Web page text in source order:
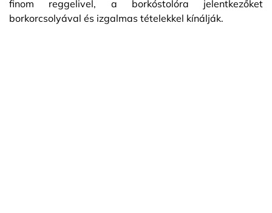
finom reggelivel, a borkóstolóra jelentkezőket
borkorcsolyával és izgalmas tételekkel kínálják.